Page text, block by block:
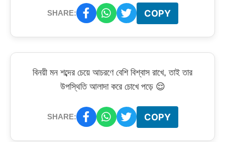
SHARE: COPY
বিনয়ী মন শব্দের চেয়ে আচরণে বেশি বিশ্বাস রাখে, তাই তার
উপস্থিতি আলাদা করে চোখে পড়ে 😌
SHARE: COPY